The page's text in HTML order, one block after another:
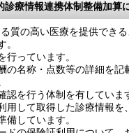
診療情報連携体制整備加算
質の高い医療を提供でき
。
行っています。
の名称・点数等の詳細を
認を行う体制を有していま
用して取得した診療情報を
備しています。